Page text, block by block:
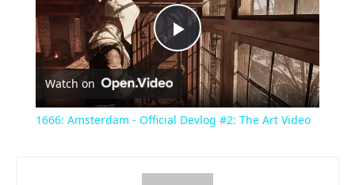
Play
Video
Watch on
1666: Amsterdam - Official Devlog #2: The Art Video